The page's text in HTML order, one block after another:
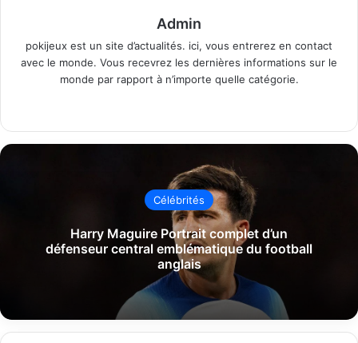
Admin
pokijeux est un site d’actualités. ici, vous entrerez en contact
avec le monde. Vous recevrez les dernières informations sur le
monde par rapport à n’importe quelle catégorie.
Célébrités
Harry Maguire Portrait complet d’un
défenseur central emblématique du football
anglais